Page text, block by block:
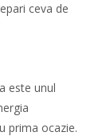
ceva de
este unul
prima ocazie.